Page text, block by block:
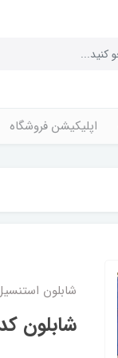
اپلیکیشن فروشگاه
شابلون استنسیل
شابلون کد